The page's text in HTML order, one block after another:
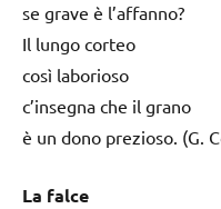
se grave è l’affanno?
Il lungo corteo
così laborioso
c’insegna che il grano
è un dono prezioso. (G.
La falce